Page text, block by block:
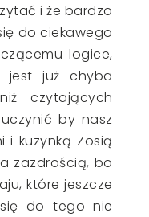
i że bardzo
do ciekawego
logice,
jest już chyba
czytających
by nasz
i kuzynką Zosią
zazdrością, bo
które jeszcze
do tego nie